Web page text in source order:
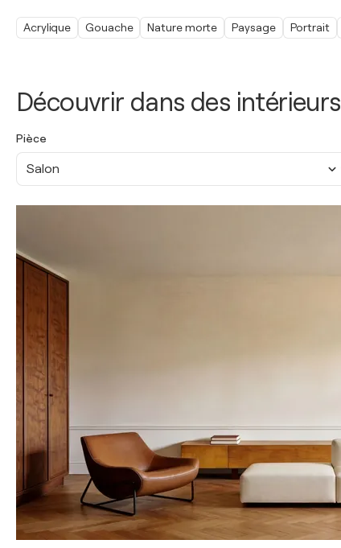
Découvrir dans des intérieurs
Pièce
Salon
Acrylique Gouache Nature morte Paysage Portrait